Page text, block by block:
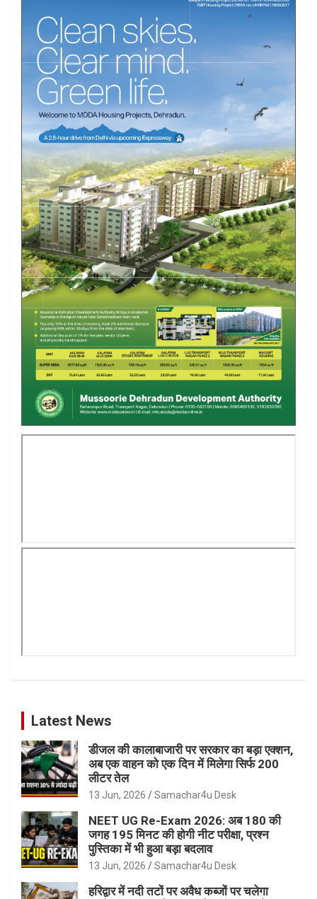
Latest News
डीजल की कालाबाजारी पर सरकार का बड़ा एक्शन,
अब एक वाहन को एक दिन में मिलेगा सिर्फ 200
लीटर तेल
13 Jun, 2026 Samachar4u Desk
NEET UG Re-Exam 2026: अब 180 की
जगह 195 मिनट की होगी नीट परीक्षा, प्रश्न
पुस्तिका में भी हुआ बड़ा बदलाव
13 Jun, 2026 Samachar4u Desk
हरिद्वार में नदी तटों पर अवैध कब्जों पर चलेगा